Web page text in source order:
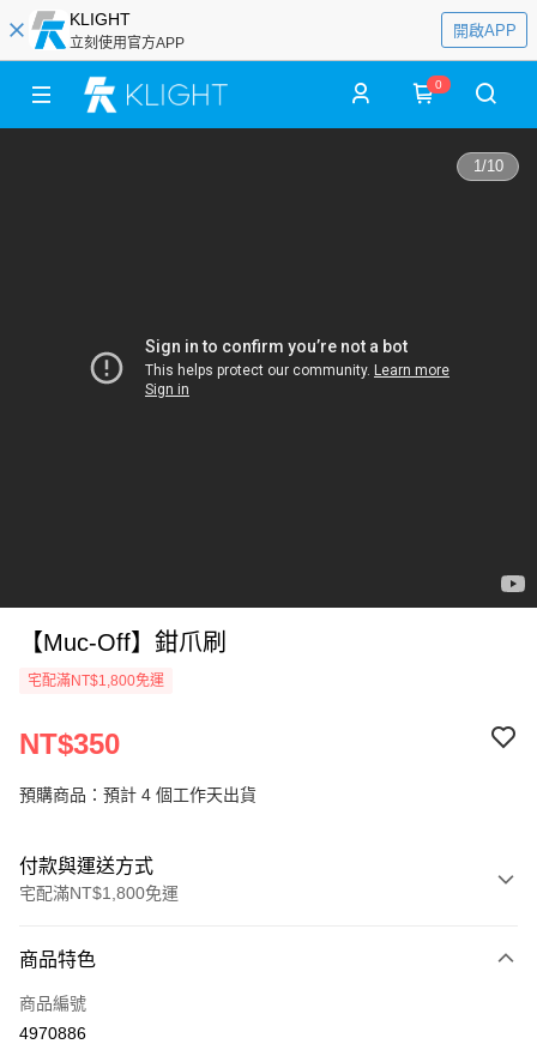
KLIGHT
立刻使用官方APP
開啟APP
0
1/10
【Muc-Off】鉗爪刷
宅配滿NT$1,800免運
NT$350
預購商品：預計 4 個工作天出貨
付款與運送方式
宅配滿NT$1,800免運
信用卡一次付款
信用卡分期付款
商品特色
商品編號
4970886